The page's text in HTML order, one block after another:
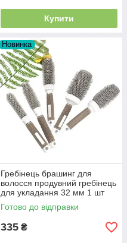
Купити
Новинка
Гребінець брашинг для
волосся продувний гребінець
для укладання 32 мм 1 шт
(алюміній-нейлон-кераміка)
Готово до відправки
335 ₴